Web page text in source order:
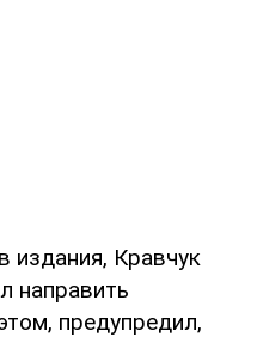
издания, Кравчук
направить
предупредил,